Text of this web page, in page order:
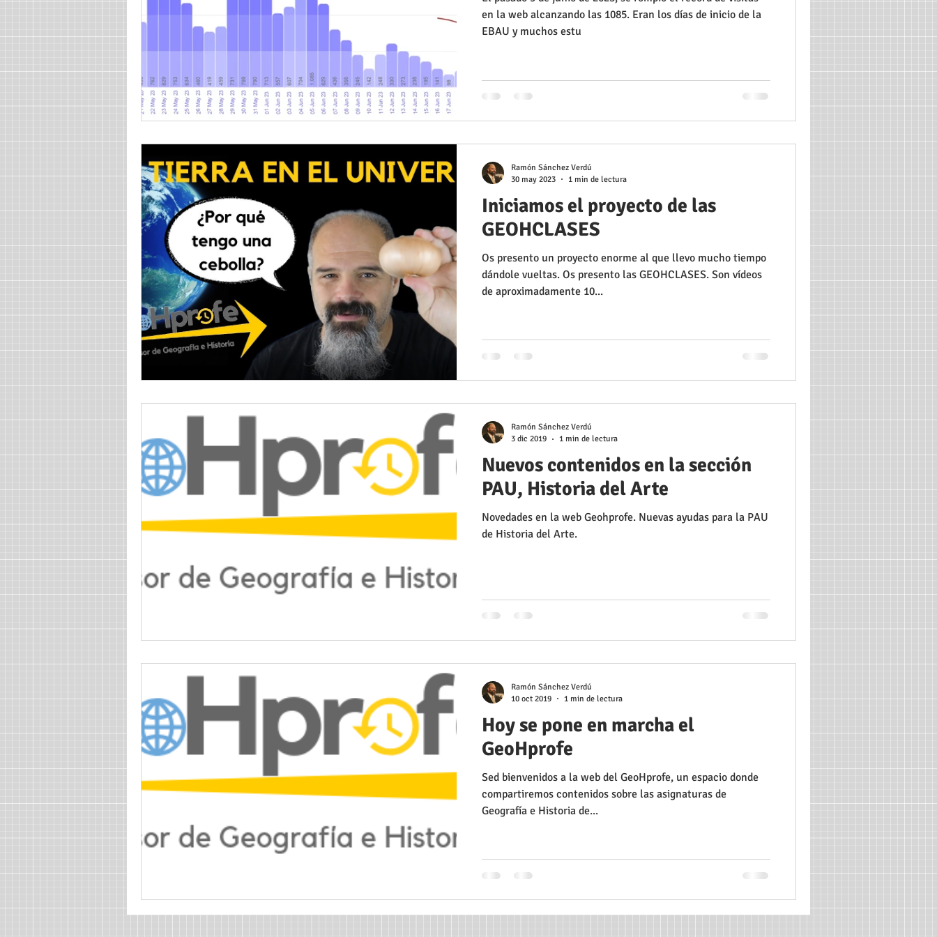
en la web alcanzando las 1085. Eran los días de inicio de la
EBAU y muchos estu
Iniciamos el proyecto de las
GEOHCLASES
Os presento un proyecto enorme al que llevo mucho tiempo
dándole vueltas. Os presento las GEOHCLASES. Son vídeos
de aproximadamente 10...
Ramón Sánchez Verdú
30 may 2023
1 min de lectura
Nuevos contenidos en la sección
PAU, Historia del Arte
Novedades en la web Geohprofe. Nuevas ayudas para la PAU
de Historia del Arte.
Ramón Sánchez Verdú
3 dic 2019
1 min de lectura
Hoy se pone en marcha el
GeoHprofe
Sed bienvenidos a la web del GeoHprofe, un espacio donde
compartiremos contenidos sobre las asignaturas de
Geografía e Historia de...
Ramón Sánchez Verdú
10 oct 2019
1 min de lectura